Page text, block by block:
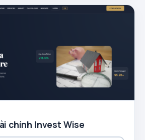
chính Invest Wise